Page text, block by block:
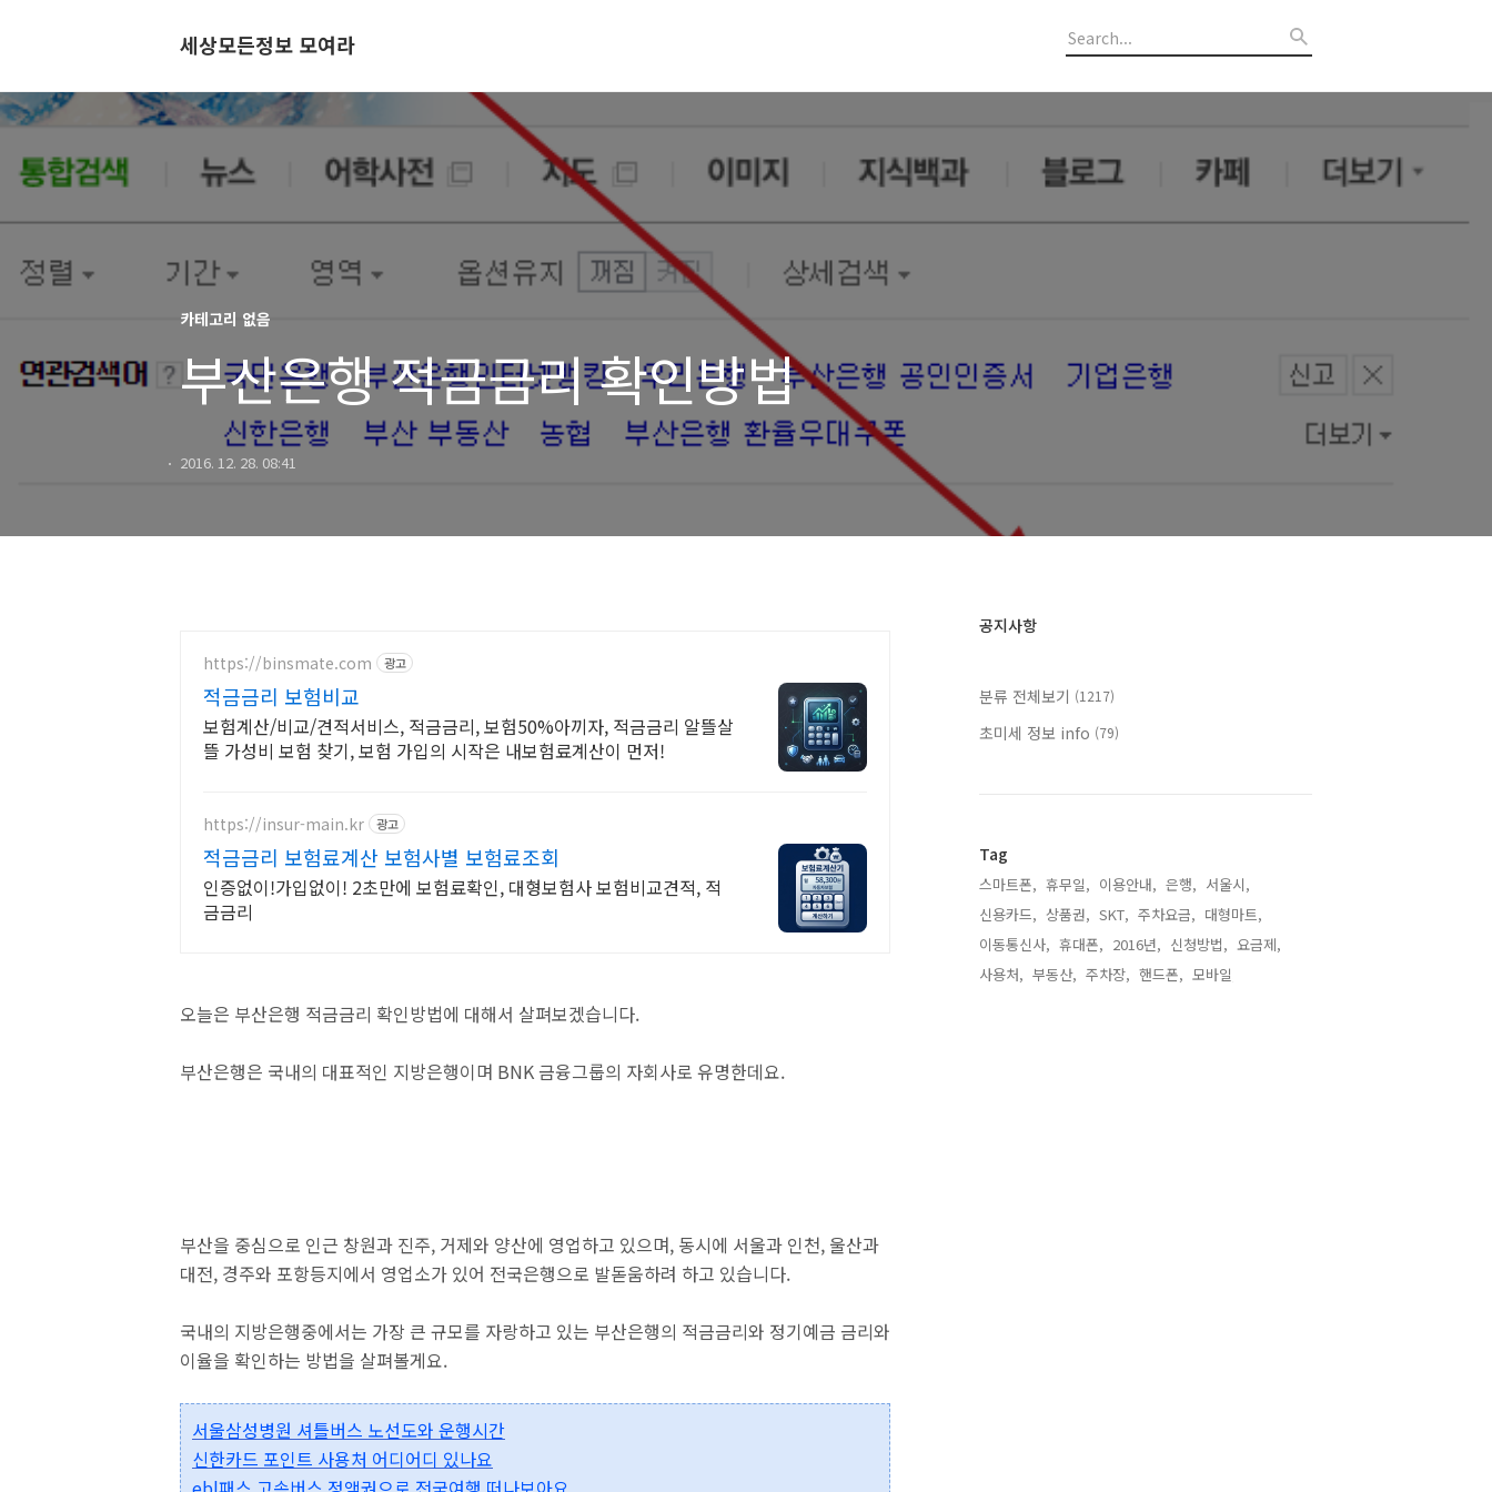
세상모든정보 모여라
카테고리 없음
부산은행 적금금리 확인방법
2016. 12. 28. 08:41
https://binsmate.com 광고
적금금리 보험비교
보험계산/비교/견적서비스, 적금금리, 보험50%아끼자, 적금금리 알뜰살
뜰 가성비 보험 찾기, 보험 가입의 시작은 내보험료계산이 먼저!
https://insur-main.kr 광고
적금금리 보험료계산 보험사별 보험료조회
인증없이!가입없이! 2초만에 보험료확인, 대형보험사 보험비교견적, 적
금금리
오늘은 부산은행 적금금리 확인방법에 대해서 살펴보겠습니다.
부산은행은 국내의 대표적인 지방은행이며 BNK 금융그룹의 자회사로 유명한데요.
부산을 중심으로 인근 창원과 진주, 거제와 양산에 영업하고 있으며, 동시에 서울과 인천, 울산과
대전, 경주와 포항등지에서 영업소가 있어 전국은행으로 발돋움하려 하고 있습니다.
국내의 지방은행중에서는 가장 큰 규모를 자랑하고 있는 부산은행의 적금금리와 정기예금 금리와
이율을 확인하는 방법을 살펴볼게요.
서울삼성병원 셔틀버스 노선도와 운행시간
신한카드 포인트 사용처 어디어디 있나요
공지사항
분류 전체보기 (1217)
초미세 정보 info (79)
Tag
스마트폰, 휴무일, 이용안내, 은행, 서울시,
신용카드, 상품권, SKT, 주차요금, 대형마트,
이동통신사, 휴대폰, 2016년, 신청방법, 요금제,
사용처, 부동산, 주차장, 핸드폰, 모바일,